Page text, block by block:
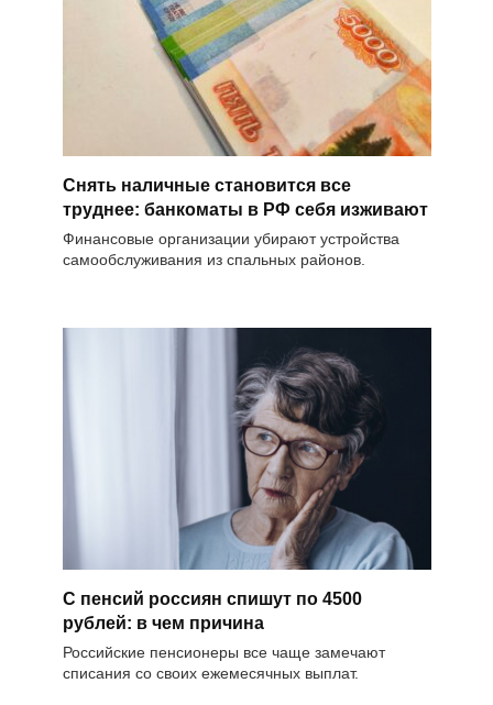
Снять наличные становится все
труднее: банкоматы в РФ себя изживают
Финансовые организации убирают устройства
самообслуживания из спальных районов.
С пенсий россиян спишут по 4500
рублей: в чем причина
Российские пенсионеры все чаще замечают
списания со своих ежемесячных выплат.